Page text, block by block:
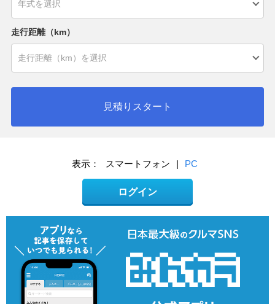
走行距離（km）
見積りスタート
表示： スマートフォン | PC
ログイン